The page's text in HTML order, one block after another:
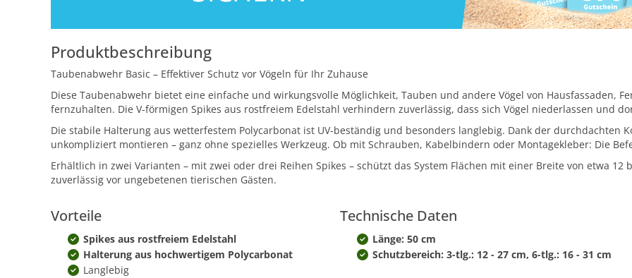
Produktbeschreibung
Taubenabwehr Basic – Effektiver Schutz vor Vögeln für Ihr Zuhause
Diese Taubenabwehr bietet eine einfache und wirkungsvolle Möglichkeit, Tauben und andere Vögel von Hausfassaden,
fernzuhalten. Die V-förmigen Spikes aus rostfreiem Edelstahl verhindern zuverlässig, dass sich Vögel niederlassen und
Die stabile Halterung aus wetterfestem Polycarbonat ist UV-beständig und besonders langlebig. Dank der durchdachten
unkompliziert montieren – ganz ohne spezielles Werkzeug. Ob mit Schrauben, Kabelbindern oder Montagekleber: Die
Erhältlich in zwei Varianten – mit zwei oder drei Reihen Spikes – schützt das System Flächen mit einer Breite von etwa 12
zuverlässig vor ungebetenen tierischen Gästen.
Vorteile
Spikes aus rostfreiem Edelstahl
Halterung aus hochwertigem Polycarbonat
Langlebig
Technische Daten
Länge: 50 cm
Schutzbereich: 3-tlg.: 12 - 27 cm, 6-tlg.: 16 - 31 cm